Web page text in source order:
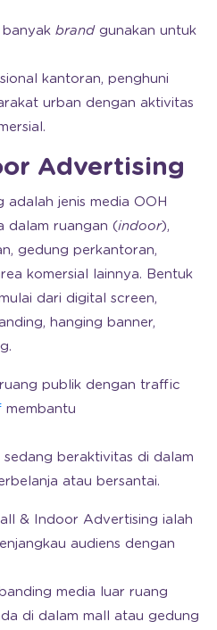
banyak brand gunakan untuk
kantoran, penghuni
urban dengan aktivitas
Advertising
jenis media OOH
dalam ruangan (indoor),
gedung perkantoran,
komersial lainnya. Bentuk
dari digital screen,
hanging banner,
publik dengan traffic
membantu
sedang beraktivitas di dalam
atau bersantai.
& Indoor Advertising ialah
audiens dengan
media luar ruang
di dalam mall atau gedung